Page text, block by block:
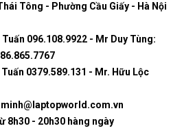
Tông - Phường Cầu Giấy - Hà Nội
Tuấn 096.108.9922 - Mr Duy Tùng:
Tuấn 0379.589.131 - Mr. Hữu Lộc
8h30 - 20h30 hàng ngày